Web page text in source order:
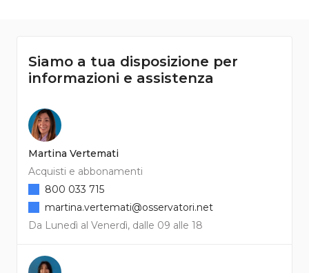
Siamo a tua disposizione per
informazioni e assistenza
Martina Vertemati
Acquisti e abbonamenti
Da Lunedì al Venerdì, dalle 09 alle 18
800 033 715
martina.vertemati@osservatori.net